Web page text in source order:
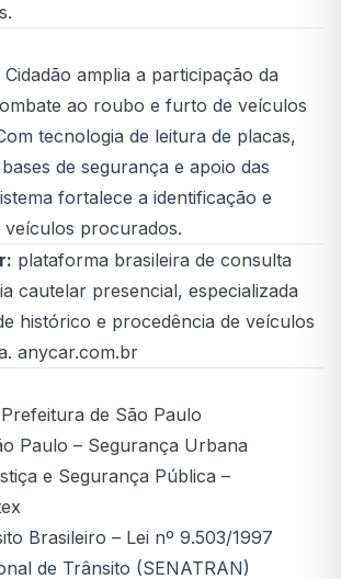
amplia a participação da
ao roubo e furto de veículos
tecnologia de leitura de placas,
de segurança e apoio das
fortalece a identificação e
procurados.
plataforma brasileira de consulta
cautelar presencial, especializada
histórico e procedência de veículos
anycar.com.br
de São Paulo
Paulo – Segurança Urbana
e Segurança Pública –
Brasileiro – Lei nº 9.503/1997
de Trânsito (SENATRAN)